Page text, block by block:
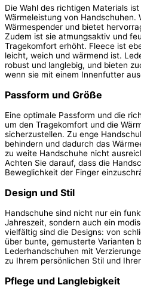
Die Wahl des richtigen Materials
Wärmeleistung von Handschuhen.
Wärmespender und bietet
Zudem ist sie atmungsaktiv und
Tragekomfort erhöht. Fleece ist
leicht, weich und wärmend ist.
robust und langlebig, und bieten
wenn sie mit einem Innenfutter
Passform und Größe
Eine optimale Passform und die
um den Tragekomfort und die
sicherzustellen. Zu enge
behindern und dadurch das
zu weite Handschuhe nicht
Achten Sie darauf, dass die
Beweglichkeit der Finger
Design und Stil
Handschuhe sind nicht nur ein
Jahreszeit, sondern auch ein
vielfältig sind die Designs: von
über bunte, gemusterte Varianten
Lederhandschuhen mit
zu Ihrem persönlichen Stil und
Pflege und Langlebigkeit